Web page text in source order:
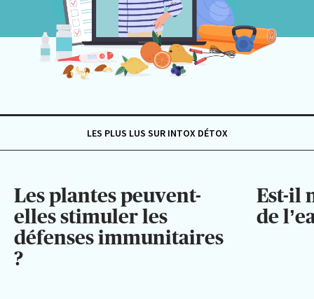
LES PLUS LUS SUR INTOX DÉTOX
Les plantes peuvent-
elles stimuler les
défenses immunitaires
?
Est-il
de